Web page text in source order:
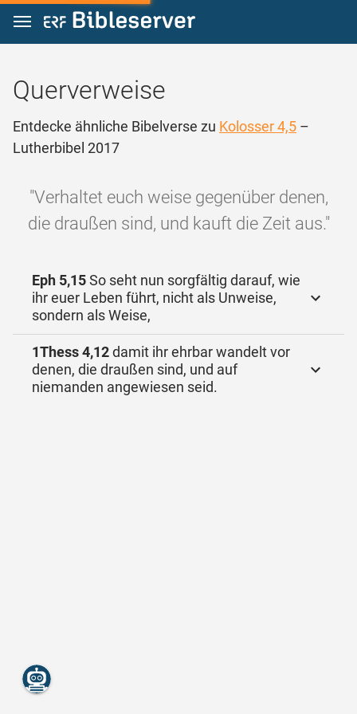
Zum Inhalt springen
Querverweise
Entdecke ähnliche Bibelverse zu Kolosser 4,5 –
Lutherbibel 2017
"Verhaltet euch weise gegenüber denen,
die draußen sind, und kauft die Zeit aus."
Eph 5,15So seht nun sorgfältig darauf, wie
ihr euer Leben führt, nicht als Unweise,
sondern als Weise,
1Thess 4,12damit ihr ehrbar wandelt vor
denen, die draußen sind, und auf
niemanden angewiesen seid.